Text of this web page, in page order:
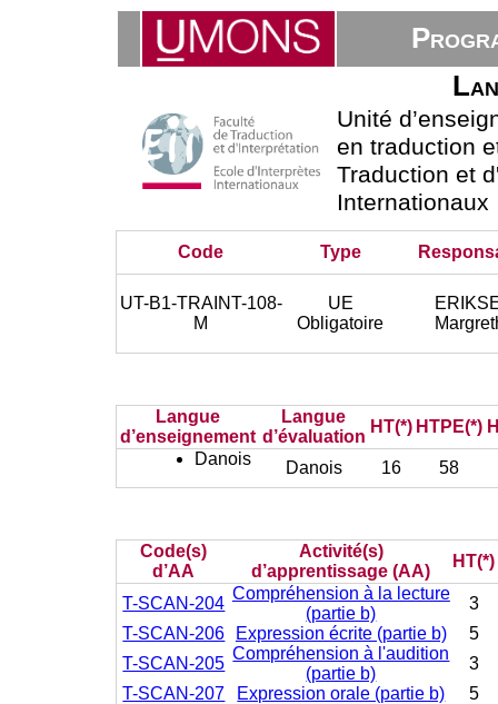
Unité
en traduction
Traduction et
Internationaux
Code Type
UT-B1-TRAINT-108-
M
UE
Obligatoire
Langue
d’enseignement
Langue
d’évaluation
HT(*) HTPE(*)
Danois
Danois 16 58
Code(s)
d’AA
Activité(s)
d’apprentissage (AA)
HT(*)
T-SCAN-204
Compréhension à la lecture
(partie b)
3
T-SCAN-206
Expression écrite (partie b)
5
T-SCAN-205
Compréhension à l'audition
(partie b)
3
T-SCAN-207
Expression orale (partie b) 5